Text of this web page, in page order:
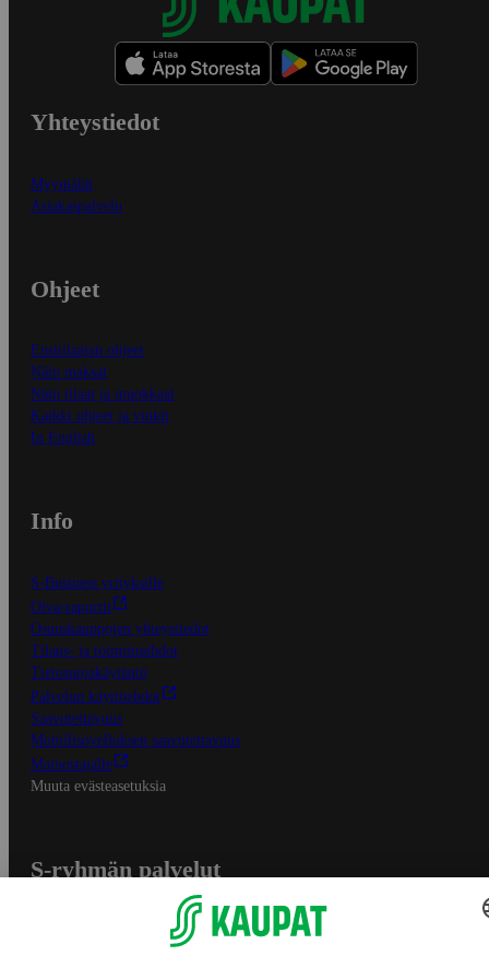
Yhteystiedot
Myymälät
Asiakaspalvelu
Ohjeet
Ensitilaajan ohjeet
Näin maksat
Näin tilaat ja muokkaat
Kaikki ohjeet ja vinkit
In English
Info
S-Business yrityksille
Oiva-raportit
Osuuskauppojen yhteystiedot
Tilaus- ja toimitusehdot
Tietosuojakäytäntö
Palvelun käyttöehdot
Saavutettavuus
Mobiilisovelluksen saavutettavuus
Mainostajalle
Muuta evästeasetuksia
S-ryhmän palvelut